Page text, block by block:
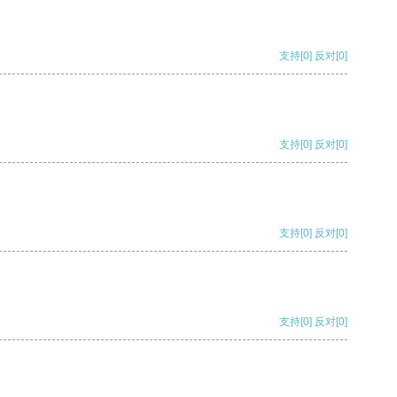
支持[0] 反对[0]
支持[0] 反对[0]
支持[0] 反对[0]
支持[0] 反对[0]